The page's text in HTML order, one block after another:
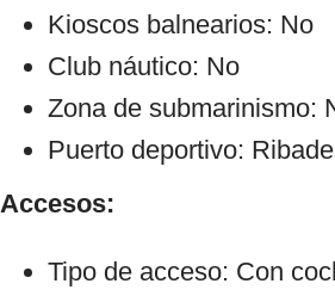
Kioscos balnearios: No
Club náutico: No
Zona de submarinismo:
Puerto deportivo:
Accesos:
Tipo de acceso: Con